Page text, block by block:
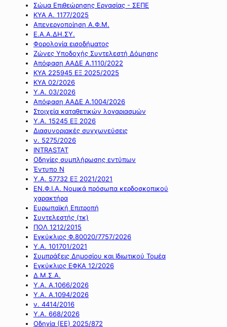
Σώμα Επιθεώρησης Εργασίας - ΣΕΠΕ
ΚΥΑ Α. 1177/2025
Απενεργοποίηση Α.Φ.Μ.
Ε.Α.Α.ΔΗ.ΣΥ.
Φορολογία εισοδήματος
Ζώνες Υποδοχής Συντελεστή Δόμησης
Απόφαση ΑΑΔΕ Α.1110/2022
ΚΥΑ 225945 ΕΞ 2025/2025
ΚΥΑ 02/2026
Υ.Α. 03/2026
Απόφαση ΑΑΔΕ Α.1004/2026
Στοιχεία καταθετικών λογαριασμών
Υ.Α. 15245 ΕΞ 2026
Διασυνοριακές συγχωνεύσεις
ν. 5275/2026
INTRASTAT
Οδηγίες συμπλήρωσης εντύπων
Έντυπο Ν
Υ.Α. 57732 ΕΞ 2021/2021
ΕΝ.Φ.Ι.Α. Νομικά πρόσωπα κερδοσκοπικού
χαρακτήρα
Ευρωπαϊκή Επιτροπή
Συντελεστής (τκ)
ΠΟΛ 1212/2015
Εγκύκλιος Φ.80020/7757/2026
Υ.Α. 101701/2021
Συμπράξεις Δημοσίου και Ιδιωτικού Τομέα
Εγκύκλιος ΕΦΚΑ 12/2026
Δ.Μ.Σ.Α.
Υ.Α. Α.1066/2026
Υ.Α. Α.1094/2026
ν. 4414/2016
Y.A. 668/2026
Οδηγία (ΕΕ) 2025/872